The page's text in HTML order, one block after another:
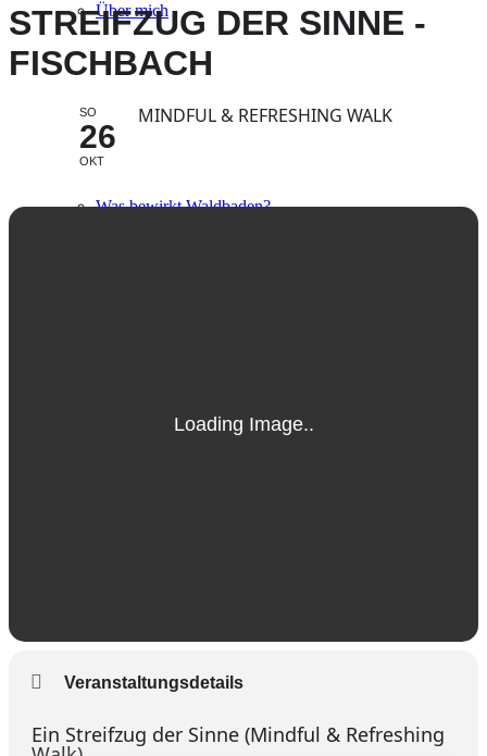
Über mich
Was bewirkt Waldbaden?
STREIFZUG DER SINNE -
FISCHBACH
SO
26
OKT
MINDFUL & REFRESHING WALK
Veranstaltungsdetails
Ein Streifzug der Sinne (Mindful & Refreshing